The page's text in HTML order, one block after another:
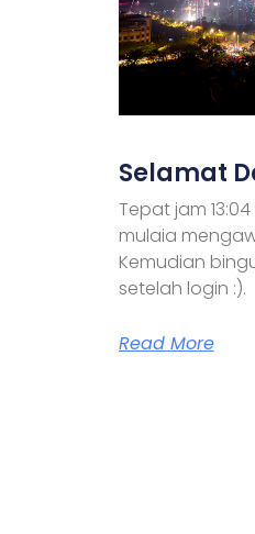
Selamat
Tepat jam
mulaia
Kemudian
setelah login :).
Read More